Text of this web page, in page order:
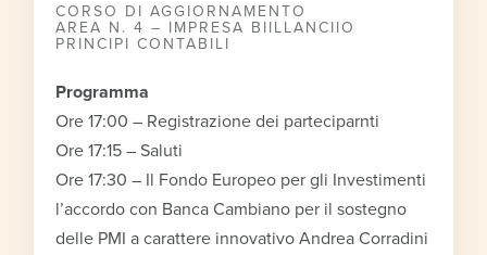
CORSO DI AGGIORNAMENTO
AREA N. 4 – IMPRESA BIILLANCIIO
PRINCIPI CONTABILI
Programma
Ore 17:00 – Registrazione dei parteciparnti
Ore 17:15 – Saluti
Ore 17:30 – Il Fondo Europeo per gli Investimenti
l’accordo con Banca Cambiano per il sostegno
delle PMI a carattere innovativo Andrea Corradini